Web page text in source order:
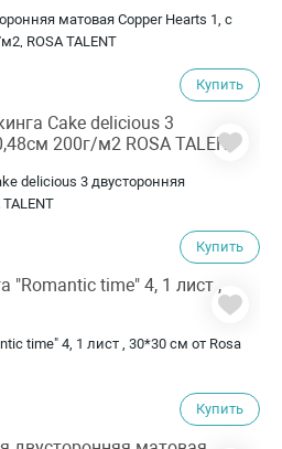
матовая Copper Hearts 1, с
ROSA TALENT
Купить
delicious 3 двусторонняя
Купить
time" 4, 1 лист , 30*30 см от Rosa
Купить